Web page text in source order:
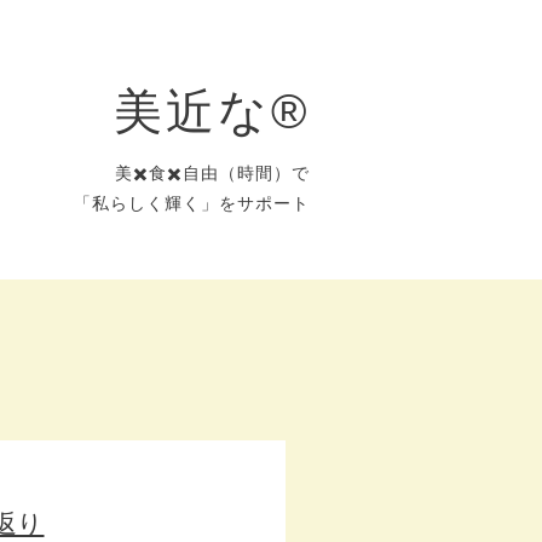
美近な®︎
美✖️食✖️自由（時間）で
「私らしく輝く」をサポート
り